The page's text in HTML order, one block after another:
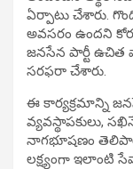
ఏర్పాటు చేశారు.
అవసరం ఉందని
జనసేన పార్టీ ఉచిత
సరఫరా చేశారు.
ఈ కార్యక్రమాన్ని
వ్యవస్థాపకులు,
నాగభూషణం
లక్ష్యంగా ఇలాంటి